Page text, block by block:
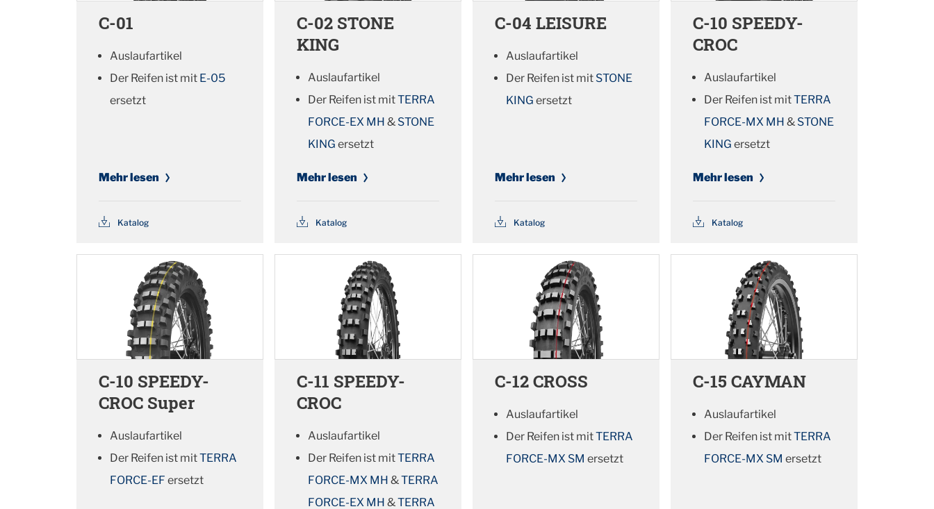
C-01
Auslaufartikel
Der Reifen ist mit E-05
ersetzt
Mehr lesen
Katalog
C-02 STONE
KING
Auslaufartikel
Der Reifen ist mitTERRA
FORCE-EX MH & STONE
KING ersetzt
Mehr lesen
Katalog
C-04 LEISURE
Auslaufartikel
Der Reifen ist mit STONE
KING ersetzt
Mehr lesen
Katalog
C-10 SPEEDY-
CROC
Auslaufartikel
Der Reifen ist mitTERRA
FORCE-MX MH & STONE
KING ersetzt
Mehr lesen
Katalog
C-10 SPEEDY-
CROC Super
Auslaufartikel
Der Reifen ist mitTERRA
FORCE-EF ersetzt
C-11 SPEEDY-
CROC
Auslaufartikel
Der Reifen ist mitTERRA
FORCE-MX MH &TERRA
FORCE-EX MH &TERRA
C-12 CROSS
Auslaufartikel
Der Reifen ist mitTERRA
FORCE-MX SM ersetzt
C-15 CAYMAN
Auslaufartikel
Der Reifen ist mitTERRA
FORCE-MX SM ersetzt